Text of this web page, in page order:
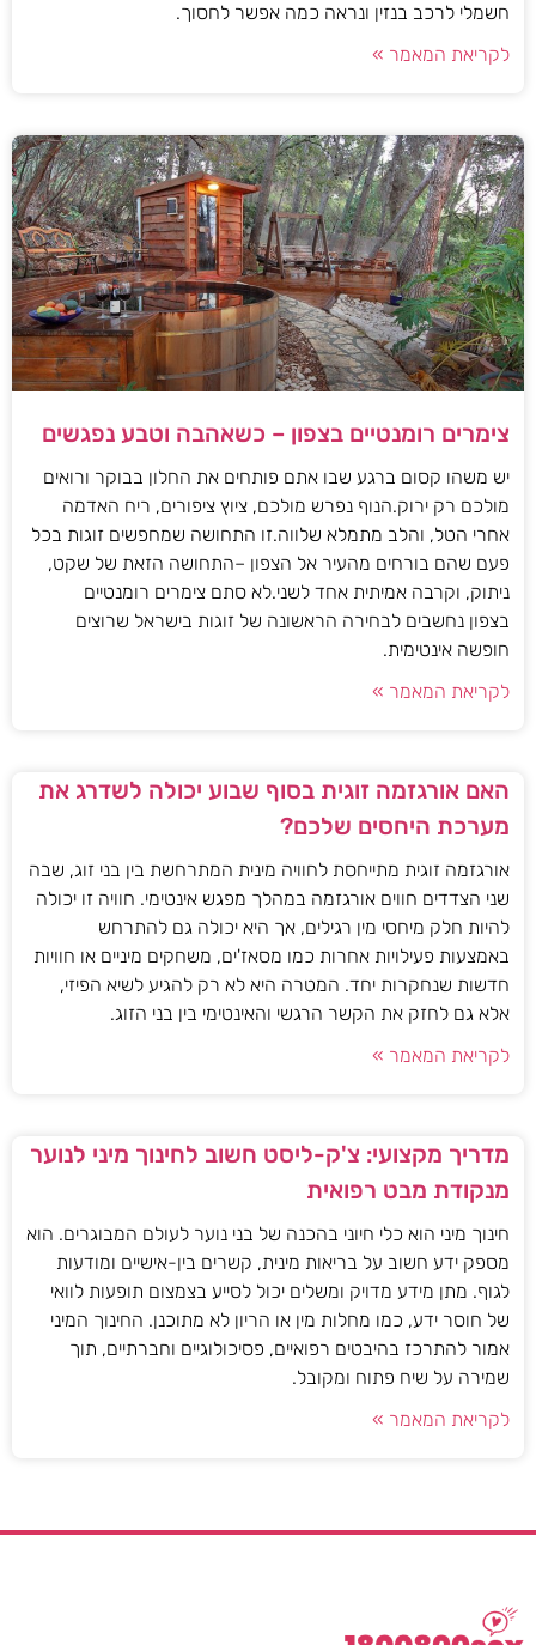
חשמלי לרכב בנזין ונראה כמה אפשר לחסוך.
לקריאת המאמר »
צימרים רומנטיים בצפון – כשאהבה וטבע נפגשים
יש משהו קסום ברגע שבו אתם פותחים את החלון בבוקר ורואים
מולכם רק ירוק.הנוף נפרש מולכם, ציוץ ציפורים, ריח האדמה
אחרי הטל, והלב מתמלא שלווה.זו התחושה שמחפשים זוגות בכל
פעם שהם בורחים מהעיר אל הצפון –התחושה הזאת של שקט,
ניתוק, וקרבה אמיתית אחד לשני.לא סתם צימרים רומנטיים
בצפון נחשבים לבחירה הראשונה של זוגות בישראל שרוצים
חופשה אינטימית.
לקריאת המאמר »
האם אורגזמה זוגית בסוף שבוע יכולה לשדרג את
מערכת היחסים שלכם?
אורגזמה זוגית מתייחסת לחוויה מינית המתרחשת בין בני זוג, שבה
שני הצדדים חווים אורגזמה במהלך מפגש אינטימי. חוויה זו יכולה
להיות חלק מיחסי מין רגילים, אך היא יכולה גם להתרחש
באמצעות פעילויות אחרות כמו מסאז'ים, משחקים מיניים או חוויות
חדשות שנחקרות יחד. המטרה היא לא רק להגיע לשיא הפיזי,
אלא גם לחזק את הקשר הרגשי והאינטימי בין בני הזוג.
לקריאת המאמר »
מדריך מקצועי: צ'ק-ליסט חשוב לחינוך מיני לנוער
מנקודת מבט רפואית
חינוך מיני הוא כלי חיוני בהכנה של בני נוער לעולם המבוגרים. הוא
מספק ידע חשוב על בריאות מינית, קשרים בין-אישיים ומודעות
לגוף. מתן מידע מדויק ומשלים יכול לסייע בצמצום תופעות לוואי
של חוסר ידע, כמו מחלות מין או הריון לא מתוכנן. החינוך המיני
אמור להתרכז בהיבטים רפואיים, פסיכולוגיים וחברתיים, תוך
שמירה על שיח פתוח ומקובל.
לקריאת המאמר »